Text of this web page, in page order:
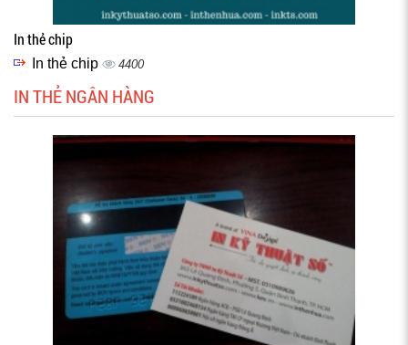
In thẻ chip
In thẻ chip 4400
IN THẺ NGÂN HÀNG